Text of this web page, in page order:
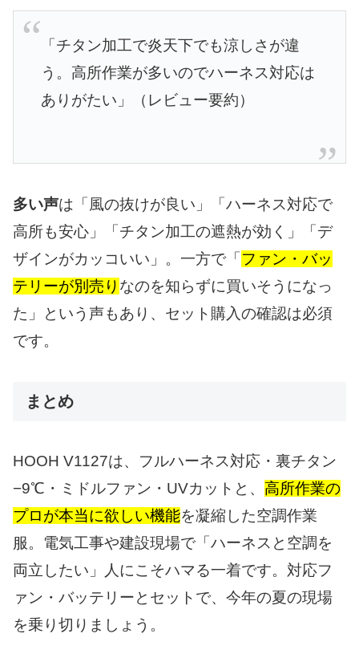
「チタン加工で炎天下でも涼しさが違
う。高所作業が多いのでハーネス対応は
ありがたい」（レビュー要約）
多い声は「風の抜けが良い」「ハーネス対応で
高所も安心」「チタン加工の遮熱が効く」「デ
ザインがカッコいい」。一方で「 ファン・バッ
テリーが別売り なのを知らずに買いそうになっ
た」という声もあり、セット購入の確認は必須
です。
まとめ
HOOH V1127は、フルハーネス対応・裏チタン
−9℃・ミドルファン・UVカットと、 高所作業の
プロが本当に欲しい機能を凝縮した空調作業
服。電気工事や建設現場で「ハーネスと空調を
両立したい」人にこそハマる一着です。対応フ
ァン・バッテリーとセットで、今年の夏の現場
を乗り切りましょう。